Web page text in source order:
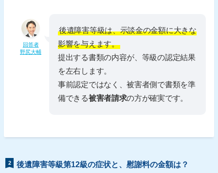
回答者
野尻大輔
後遺障害等級は、示談金の金額に大きな
影響を与えます。
提出する書類の内容が、等級の認定結果
を左右します。
事前認定ではなく、被害者側で書類を準
備できる被害者請求の方が確実です。
2 後遺障害等級第12級の症状と、慰謝料の金額は？